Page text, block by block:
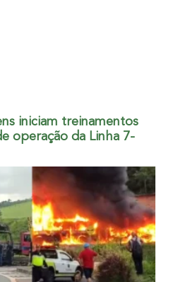
iniciam treinamentos
operação da Linha 7-